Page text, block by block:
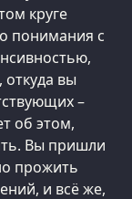
круге
понимания с
вы
–
об этом,
Вы пришли
прожить
и всё же,